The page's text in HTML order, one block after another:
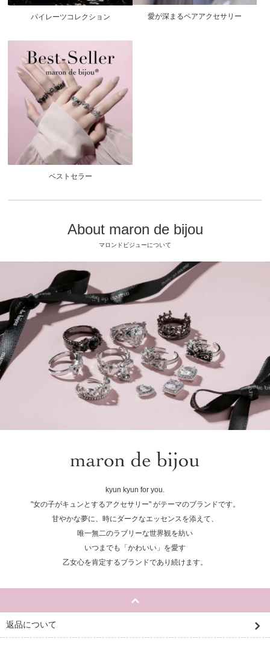
パイレーツコレクション 愛が深まるペアアクセサリー
ベストセラー
About maron de bijou
マロンドビジューについて
kyun kyun for you.
"女の子がキュンとするアクセサリー" がテーマのブランドです。
甘やかな夢に、時にダークなエッセンスを添えて、
唯一無二のラブリーな世界観を紡い
いつまでも「かわいい」を愛す
乙女心を肯定するブランドであり続けます。
返品について